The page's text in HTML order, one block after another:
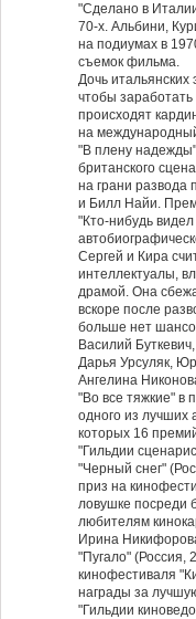
"Сделано в
70-х. Альбини,
на подиумах в
съемок фильма.
Дочь
чтобы
происходят
на
"В плену
британского
на грани развода
и Билл Найи.
"Кто-нибудь
Сергей и Кира
интеллектуалы,
драмой. Она
вскоре после
больше нет
Василий
Дарья Урсуляк,
Ангелина
"Во все тяжкие" в
одного из лучших
которых 16
"Гильдии
"Черный снег"
приз на
ловушке посреди
любителям
Ирина
"Пугало" (Россия,
кинофестиваля
награды за
"Гильдии